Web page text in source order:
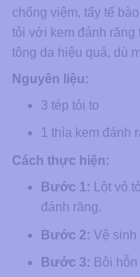
chống viêm, tẩy tế
tỏi với kem đánh răng
tông da hiệu quả, dù
Nguyên liệu:
3 tép tỏi to
1 thìa kem đánh
Cách thực hiện:
Bước 1: Lột vỏ
đánh răng.
Bước 2: Vệ sinh
Bước 3: Bôi